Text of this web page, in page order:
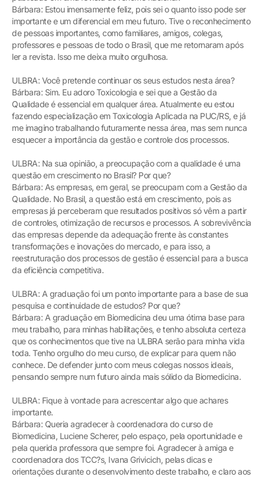
Bárbara: Estou imensamente feliz, pois sei o quanto isso pode ser
importante e um diferencial em meu futuro. Tive o reconhecimento
de pessoas importantes, como familiares, amigos, colegas,
professores e pessoas de todo o Brasil, que me retornaram após
ler a revista. Isso me deixa muito orgulhosa.
ULBRA: Você pretende continuar os seus estudos nesta área?
Bárbara: Sim. Eu adoro Toxicologia e sei que a Gestão da
Qualidade é essencial em qualquer área. Atualmente eu estou
fazendo especialização em Toxicologia Aplicada na PUC/RS, e já
me imagino trabalhando futuramente nessa área, mas sem nunca
esquecer a importância da gestão e controle dos processos.
ULBRA: Na sua opinião, a preocupação com a qualidade é uma
questão em crescimento no Brasil? Por que?
Bárbara: As empresas, em geral, se preocupam com a Gestão da
Qualidade. No Brasil, a questão está em crescimento, pois as
empresas já perceberam que resultados positivos só vêm a partir
de controles, otimização de recursos e processos. A sobrevivência
das empresas depende da adequação frente às constantes
transformações e inovações do mercado, e para isso, a
reestruturação dos processos de gestão é essencial para a busca
da eficiência competitiva.
ULBRA: A graduação foi um ponto importante para a base de sua
pesquisa e continuidade de estudos? Por que?
Bárbara: A graduação em Biomedicina deu uma ótima base para
meu trabalho, para minhas habilitações, e tenho absoluta certeza
que os conhecimentos que tive na ULBRA serão para minha vida
toda. Tenho orgulho do meu curso, de explicar para quem não
conhece. De defender junto com meus colegas nossos ideais,
pensando sempre num futuro ainda mais sólido da Biomedicina.
ULBRA: Fique à vontade para acrescentar algo que achares
importante.
Bárbara: Queria agradecer à coordenadora do curso de
Biomedicina, Luciene Scherer, pelo espaço, pela oportunidade e
pela querida professora que sempre foi. Agradecer à amiga e
coordenadora dos TCC?s, Ivana Grivicich, pelas dicas e
orientações durante o desenvolvimento deste trabalho, e claro aos